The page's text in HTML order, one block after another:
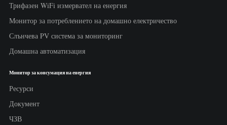
Трифазен WiFi измервател на енергия
Монитор за потреблението на домашно електричество
Слънчева PV система за мониторинг
Домашна автоматизация
Монитор за консумация на енергия
Ресурси
Документ
ЧЗВ